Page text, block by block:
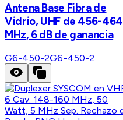
Antena Base Fibra de
Vidrio, UHF de 456-464
MHz, 6 dB de ganancia
G6-450-2G6-450-2